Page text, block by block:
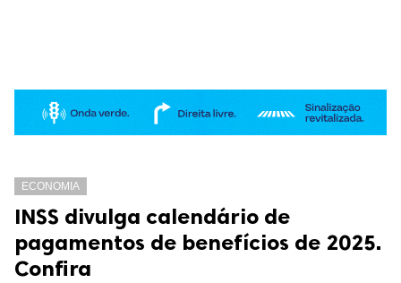
ECONOMIA
INSS divulga calendário de
pagamentos de benefícios de 2025.
Confira